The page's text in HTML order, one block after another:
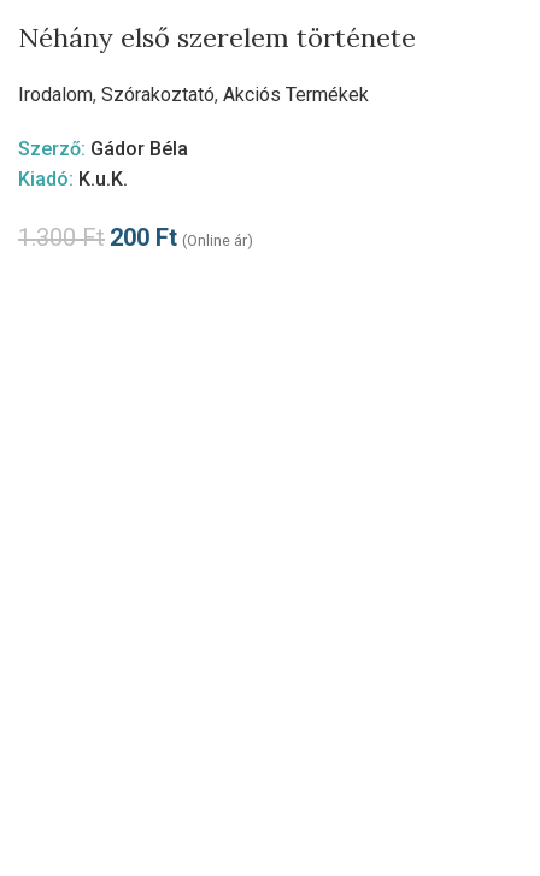
Néhány első szerelem története
Irodalom, Szórakoztató, Akciós Termékek
Szerző: Gádor Béla
Kiadó: K.u.K.
1.300Ft 200 Ft (Online ár)